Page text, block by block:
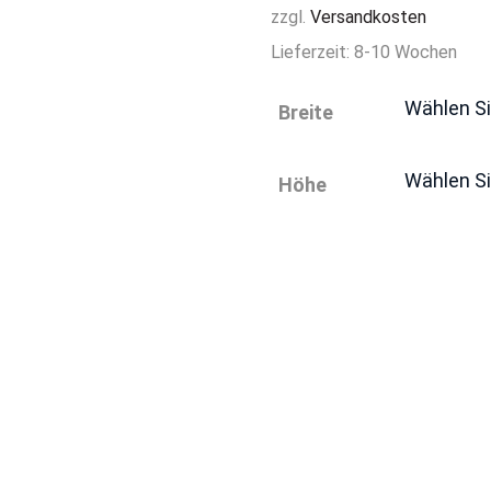
zzgl.Versandkosten
Lieferzeit:8-10 Wochen
Breite
Höhe